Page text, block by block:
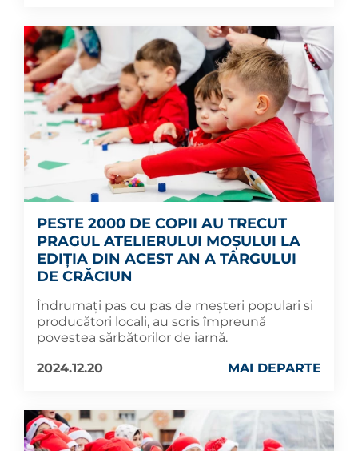
PESTE 2000 DE COPII AU TRECUT
PRAGUL ATELIERULUI MOȘULUI LA
EDIȚIA DIN ACEST AN A TÂRGULUI
DE CRĂCIUN
Îndrumați pas cu pas de meșteri populari si
producători locali, au scris împreună
povestea sărbătorilor de iarnă.
2024.12.20
MAI DEPARTE